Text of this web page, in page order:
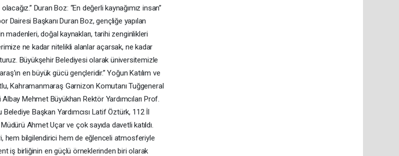
Duran Boz: “En değerli kaynağımız insan”
Dairesi Başkanı Duran Boz, gençliğe yapılan
madenleri, doğal kaynakları, tarihi zenginlikleri
ne kadar nitelikli alanlar açarsak, ne kadar
Büyükşehir Belediyesi olarak üniversitemizle
en büyük gücü gençleridir.” Yoğun Katılım ve
Kahramanmaraş Garnizon Komutanı Tuğgeneral
Mehmet Büyükhan Rektör Yardımcıları Prof.
Başkan Yardımcısı Latif Öztürk, 112 İl
Ahmet Uçar ve çok sayıda davetli katıldı.
hem bilgilendirici hem de eğlenceli atmosferiyle
iş birliğinin en güçlü örneklerinden biri olarak